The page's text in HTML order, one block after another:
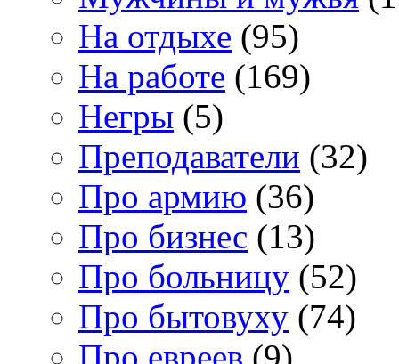
На отдыхе (95)
На работе (169)
Негры (5)
Преподаватели (32)
Про армию (36)
Про бизнес (13)
Про больницу (52)
Про бытовуху (74)
Про евреев (9)